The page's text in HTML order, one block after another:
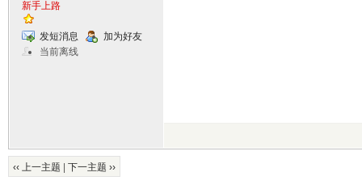
新手上路
发短消息
加为好友
当前离线
‹‹ 上一主题 下一主题 ››